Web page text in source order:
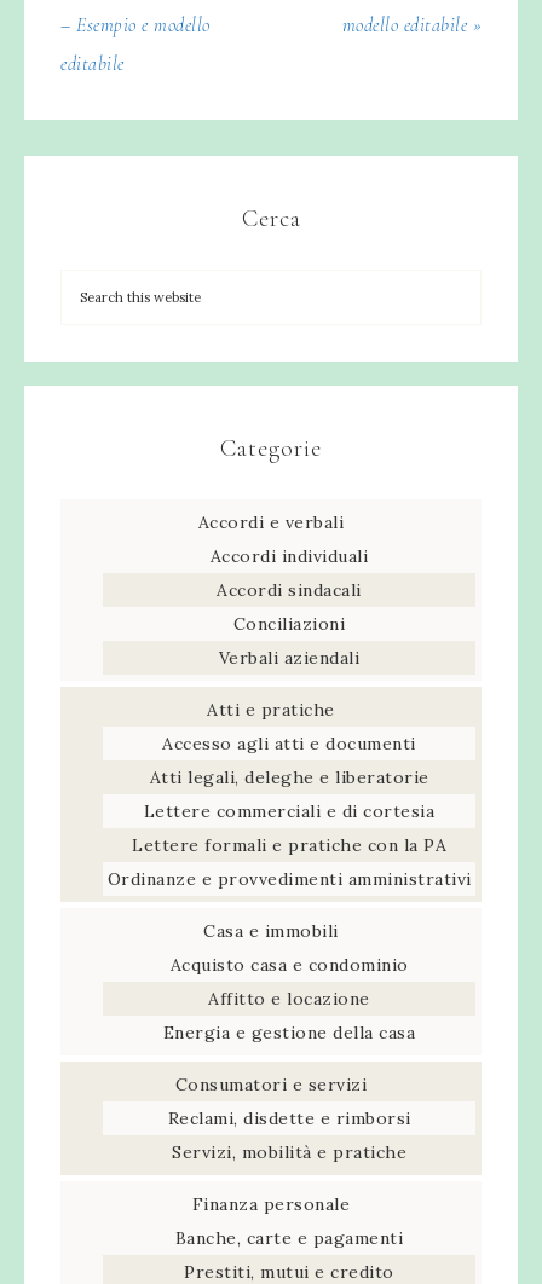
– Esempio e modello
editabile
modello editabile »
Cerca
Categorie
Accordi e verbali
Accordi individuali
Accordi sindacali
Conciliazioni
Verbali aziendali
Atti e pratiche
Accesso agli atti e documenti
Atti legali, deleghe e liberatorie
Lettere commerciali e di cortesia
Lettere formali e pratiche con la PA
Ordinanze e provvedimenti amministrativi
Casa e immobili
Acquisto casa e condominio
Affitto e locazione
Energia e gestione della casa
Consumatori e servizi
Reclami, disdette e rimborsi
Servizi, mobilità e pratiche
Finanza personale
Banche, carte e pagamenti
Prestiti, mutui e credito